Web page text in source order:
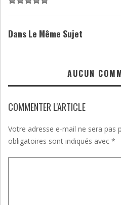
Dans Le Même Sujet
AUCUN
COMMENTER L'ARTICLE
Votre adresse e-mail ne sera pas
obligatoires sont indiqués avec *